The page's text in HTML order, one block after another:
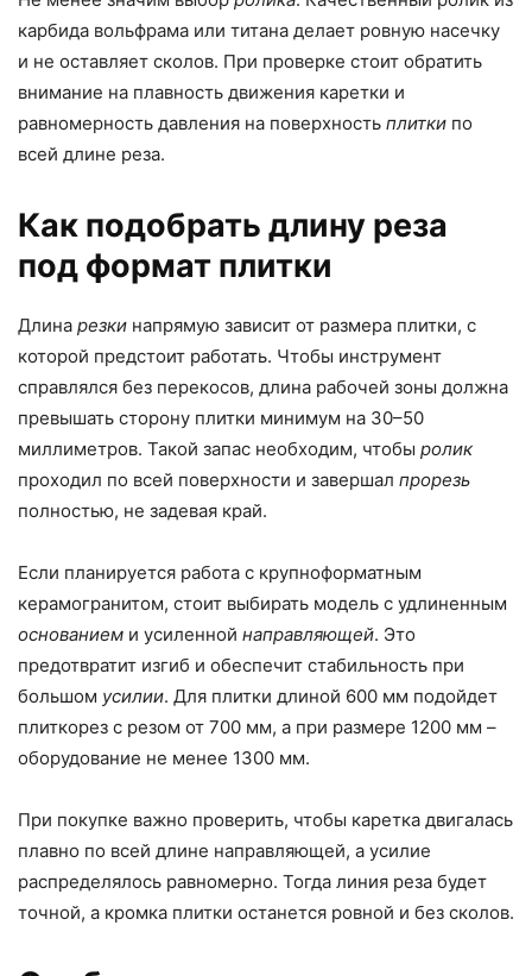
карбида вольфрама или титана делает ровную насечку
и не оставляет сколов. При проверке стоит обратить
внимание на плавность движения каретки и
равномерность давления на поверхность плитки по
всей длине реза.
Как подобрать длину реза
под формат плитки
Длина резки напрямую зависит от размера плитки, с
которой предстоит работать. Чтобы инструмент
справлялся без перекосов, длина рабочей зоны должна
превышать сторону плитки минимум на 30–50
миллиметров. Такой запас необходим, чтобы ролик
проходил по всей поверхности и завершал прорезь
полностью, не задевая край.
Если планируется работа с крупноформатным
керамогранитом, стоит выбирать модель с удлиненным
основанием и усиленной направляющей. Это
предотвратит изгиб и обеспечит стабильность при
большом усилии. Для плитки длиной 600 мм подойдет
плиткорез с резом от 700 мм, а при размере 1200 мм –
оборудование не менее 1300 мм.
При покупке важно проверить, чтобы каретка двигалась
плавно по всей длине направляющей, а усилие
распределялось равномерно. Тогда линия реза будет
точной, а кромка плитки останется ровной и без сколов.